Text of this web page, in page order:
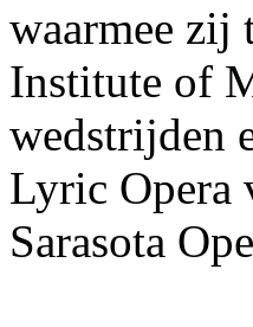
waarmee zij
Institute of
wedstrijden
Lyric Opera
Sarasota